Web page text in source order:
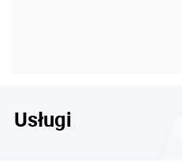
Usługi